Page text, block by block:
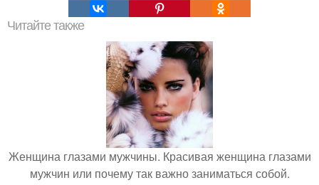
Читайте также
Женщина глазами мужчины. Красивая женщина глазами
мужчин или почему так важно заниматься собой.